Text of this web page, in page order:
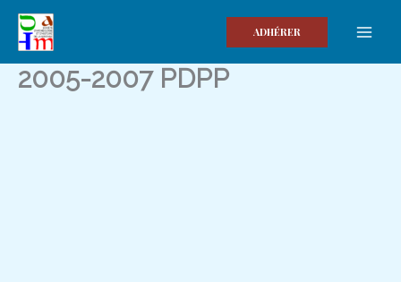
contenu
ADHÉRER
2005-2007 PDPP